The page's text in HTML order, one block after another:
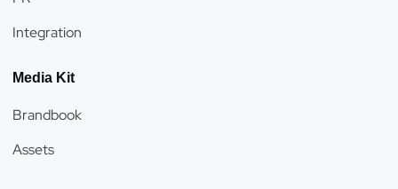
Integration
Media Kit
Brandbook
Assets